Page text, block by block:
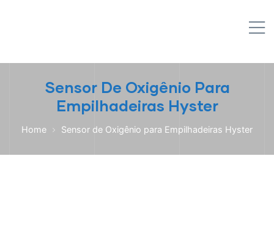
Sensor De Oxigênio Para
Empilhadeiras Hyster
Home Sensor de Oxigênio para Empilhadeiras Hyster